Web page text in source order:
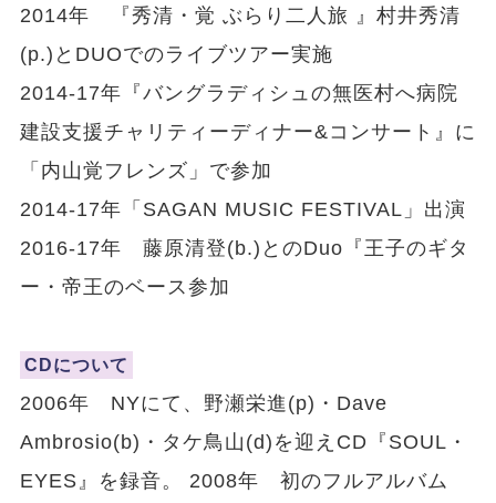
2014年 『秀清・覚 ぶらり二人旅 』村井秀清
(p.)とDUOでのライブツアー実施
2014-17年『バングラディシュの無医村へ病院
建設支援チャリティーディナー&コンサート』に
「内山覚フレンズ」で参加
2014-17年「SAGAN MUSIC FESTIVAL」出演
2016-17年 藤原清登(b.)とのDuo『王子のギタ
ー・帝王のベース参加
CDについて
2006年 NYにて、野瀬栄進(p)・Dave
Ambrosio(b)・タケ鳥山(d)を迎えCD『SOUL・
EYES』を録音。 2008年 初のフルアルバム